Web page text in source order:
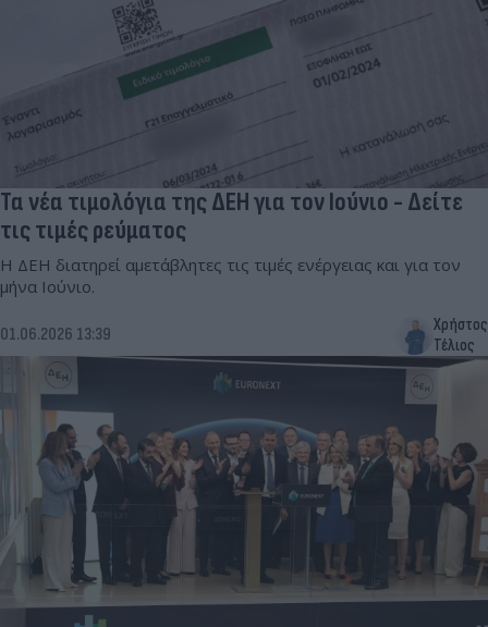
Τα νέα τιμολόγια της ΔΕΗ για τον Ιούνιο - Δείτε
τις τιμές ρεύματος
Η ΔΕΗ διατηρεί αμετάβλητες τις τιμές ενέργειας και για τον
μήνα Ιούνιο.
01.06.2026 13:39
Χρήστος
Τέλιος